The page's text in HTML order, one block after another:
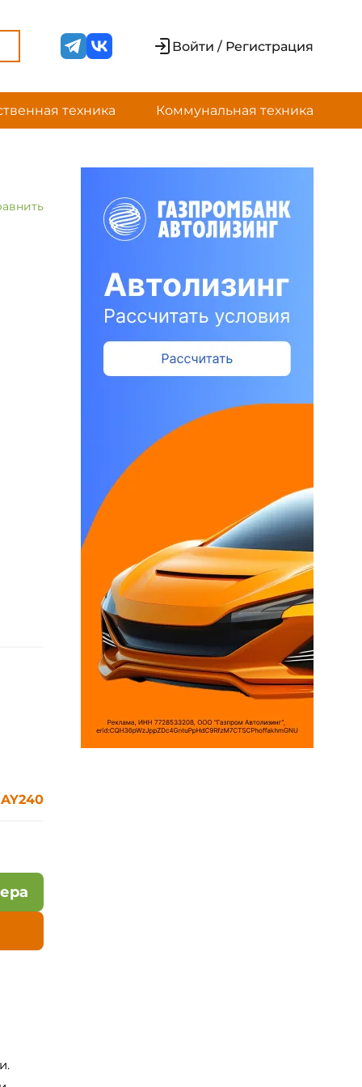
Войти / Регистрация
техника Коммунальная техника